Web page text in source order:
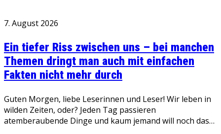
7. August 2026
Ein tiefer Riss zwischen uns – bei manchen
Themen dringt man auch mit einfachen
Fakten nicht mehr durch
Guten Morgen, liebe Leserinnen und Leser! Wir leben in
wilden Zeiten, oder? Jeden Tag passieren
atemberaubende Dinge und kaum jemand will noch das…